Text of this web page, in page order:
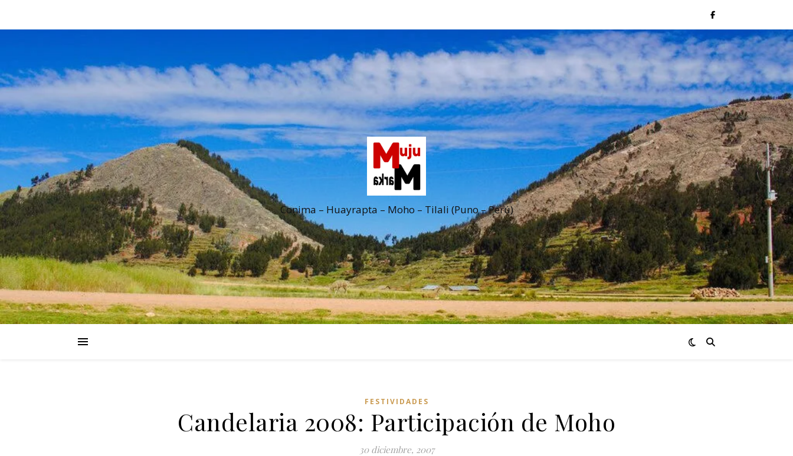
Conima – Huayrapta – Moho – Tilali (Puno – Perú)
FESTIVIDADES
Candelaria 2008: Participación de Moho
30 diciembre, 2007